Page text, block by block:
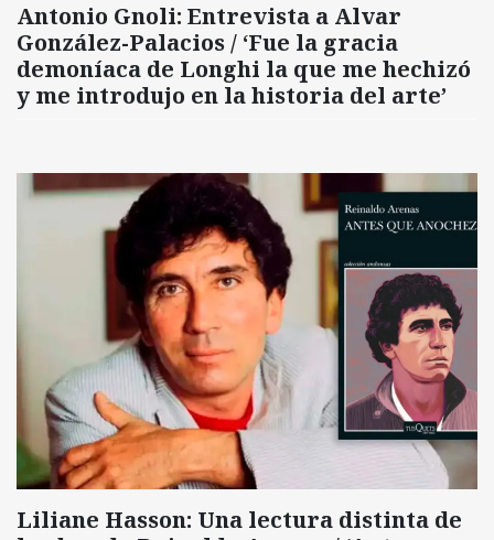
Antonio Gnoli: Entrevista a Alvar
González-Palacios / ‘Fue la gracia
demoníaca de Longhi la que me hechizó
y me introdujo en la historia del arte’
Liliane Hasson: Una lectura distinta de